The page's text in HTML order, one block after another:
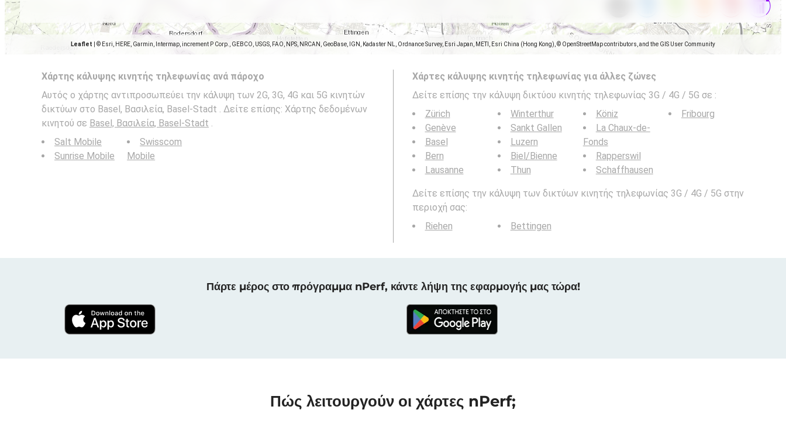
Leaflet © Esri, HERE, Garmin, Intermap, increment P Corp., GEBCO, USGS, FAO, NPS, NRCAN, GeoBase, IGN, Kadaster NL, Ordnance Survey, Esri Japan, METI, Esri China (Hong Kong), © OpenStreetMap contributors, and the GIS User Community
Χάρτης κάλυψης κινητής τηλεφωνίας ανά πάροχο
Αυτός ο χάρτης αντιπροσωπεύει την κάλυψη των 2G, 3G, 4G και 5G κινητών
δικτύων στο Basel, Βασιλεία, Basel-Stadt . Δείτε επίσης: Χάρτης δεδομένων
κινητού σε Basel, Βασιλεία, Basel-Stadt .
Salt Mobile
Sunrise Mobile
Swisscom
Mobile
Χάρτες κάλυψης κινητής τηλεφωνίας για άλλες ζώνες
Δείτε επίσης την κάλυψη δικτύου κινητής τηλεφωνίας 3G / 4G / 5G σε :
Zürich
Genève
Basel
Bern
Lausanne
Winterthur
Sankt Gallen
Luzern
Biel/Bienne
Thun
Köniz
La Chaux-de-
Fonds
Rapperswil
Schaffhausen
Fribourg
Δείτε επίσης την κάλυψη των δικτύων κινητής τηλεφωνίας 3G / 4G / 5G στην
περιοχή σας:
Riehen
Bettingen
Πάρτε μέρος στο πρόγραμμα nPerf, κάντε λήψη της εφαρμογής μας τώρα!
Πώς λειτουργούν οι χάρτες nPerf;